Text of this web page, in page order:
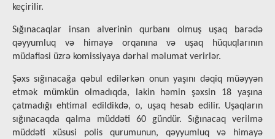
keçirilir.
Sığınacaqlar insan alverinin qurbanı olmuş uşaq barədə
qəyyumluq və himayə orqanına və uşaq hüquqlarının
müdafiəsi üzrə komissiyaya dərhal məlumat verirlər.
Şəxs sığınacağa qəbul edilərkən onun yaşını dəqiq müəyyən
etmək mümkün olmadıqda, lakin həmin şəxsin 18 yaşına
çatmadığı ehtimal edildikdə, o, uşaq hesab edilir. Uşaqların
sığınacaqda qalma müddəti 60 gündür. Sığınacaq verilmə
müddəti xüsusi polis qurumunun, qəyyumluq və himayə